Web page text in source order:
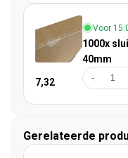
7,32
Voor
1000x
40mm
-
Gerelateerde